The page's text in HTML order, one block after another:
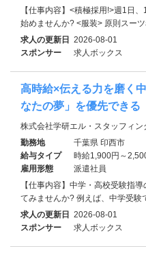
【仕事内容】<積極採用!>週1日
始めませんか? <服装> 原則スー
求人の更新日 2026-08-01
スポンサー
求人ボックス
高時給×伝える力を磨く
なたの夢」を優先できる
株式会社学研エル・スタッフィン
勤務地
千葉県 印西市
給与タイプ
時給1,900円～
雇用形態
派遣社員
【仕事内容】中学・高校受験指
てみませんか? 例えば、中学受験
求人の更新日 2026-08-01
スポンサー
求人ボックス